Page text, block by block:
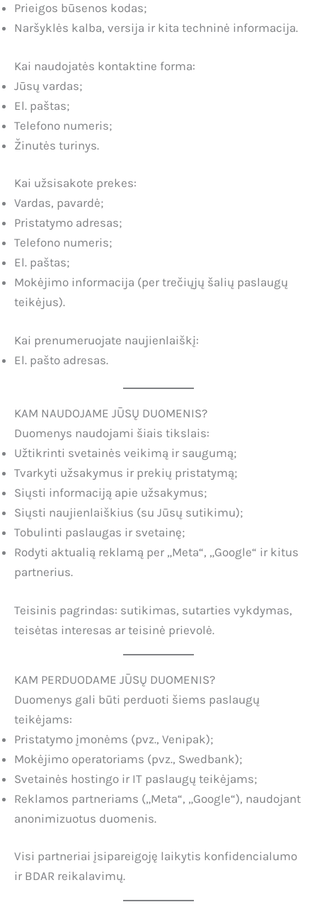
Prieigos būsenos kodas;
Naršyklės kalba, versija ir kita techninė informacija.
Kai naudojatės kontaktine forma:
Jūsų vardas;
El. paštas;
Telefono numeris;
Žinutės turinys.
Kai užsisakote prekes:
Vardas, pavardė;
Pristatymo adresas;
Telefono numeris;
El. paštas;
Mokėjimo informacija (per trečiųjų šalių paslaugų
teikėjus).
Kai prenumeruojate naujienlaiškį:
El. pašto adresas.
KAM NAUDOJAME JŪSŲ DUOMENIS?
Duomenys naudojami šiais tikslais:
Užtikrinti svetainės veikimą ir saugumą;
Tvarkyti užsakymus ir prekių pristatymą;
Siųsti informaciją apie užsakymus;
Siųsti naujienlaiškius (su Jūsų sutikimu);
Tobulinti paslaugas ir svetainę;
Rodyti aktualią reklamą per „Meta“, „Google“ ir kitus
partnerius.
Teisinis pagrindas: sutikimas, sutarties vykdymas,
teisėtas interesas ar teisinė prievolė.
KAM PERDUODAME JŪSŲ DUOMENIS?
Duomenys gali būti perduoti šiems paslaugų
teikėjams:
Pristatymo įmonėms (pvz., Venipak);
Mokėjimo operatoriams (pvz., Swedbank);
Svetainės hostingo ir IT paslaugų teikėjams;
Reklamos partneriams („Meta“, „Google“), naudojant
anonimizuotus duomenis.
Visi partneriai įsipareigoję laikytis konfidencialumo
ir BDAR reikalavimų.